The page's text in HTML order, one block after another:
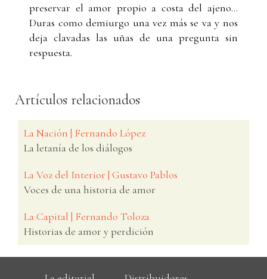
preservar el amor propio a costa del ajeno...
Duras como demiurgo una vez más se va y nos
deja clavadas las uñas de una pregunta sin
respuesta.
Artículos relacionados
La Nación | Fernando López
La letanía de los diálogos
La Voz del Interior | Gustavo Pablos
Voces de una historia de amor
La Capital | Fernando Toloza
Historias de amor y perdición